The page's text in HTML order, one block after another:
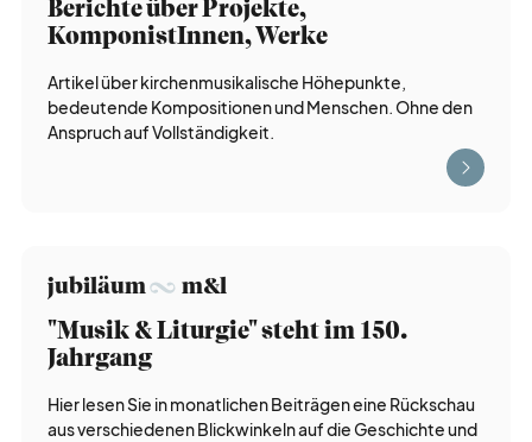
nicht vergessen
kreativ tätig
über blick
Berichte über Projekte,
KomponistInnen, Werke
Artikel über kirchenmusikalische Höhepunkte,
bedeutende Kompositionen und Menschen. Ohne den
Anspruch auf Vollständigkeit.
jubiläum m&l
"Musik & Liturgie" steht im 150.
Jahrgang
Hier lesen Sie in monatlichen Beiträgen eine Rückschau
aus verschiedenen Blickwinkeln auf die Geschichte und